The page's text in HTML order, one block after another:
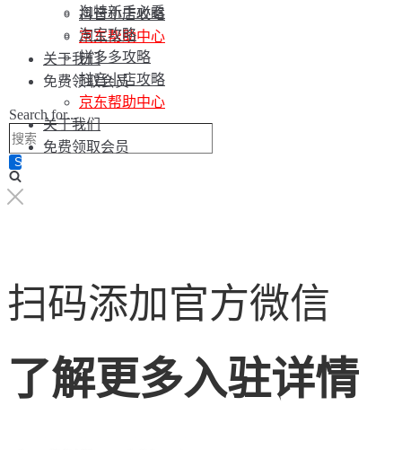
抖音小店攻略
京东帮助中心
关于我们
免费领取会员
Search for...
淘特新手必看
淘宝攻略
拼多多攻略
抖音小店攻略
京东帮助中心
关于我们
免费领取会员
扫码添加官方微信
了解更多入驻详情